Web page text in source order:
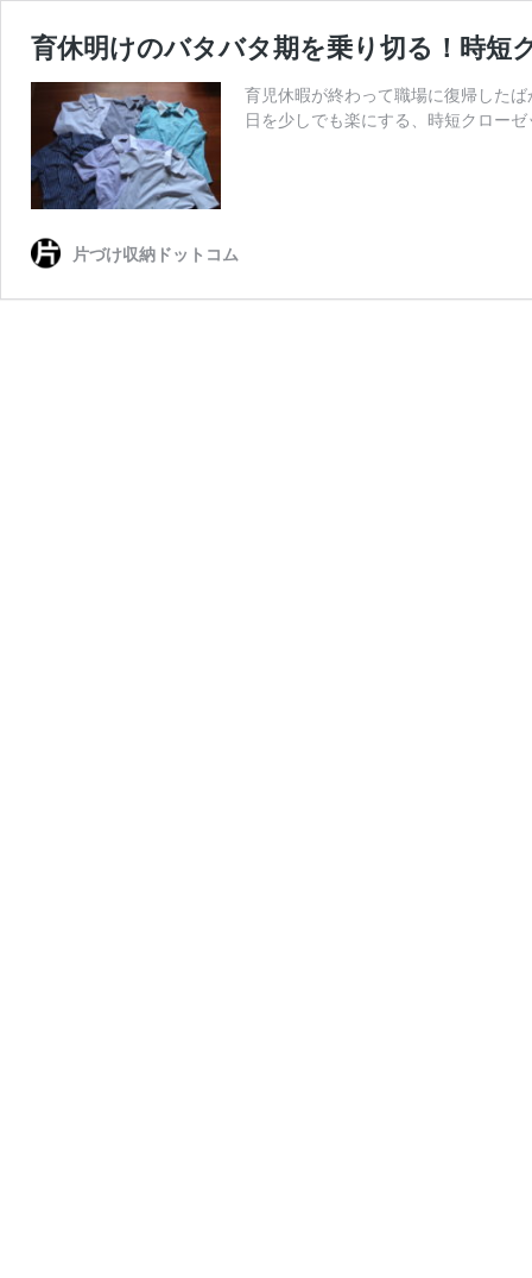
育休明けのバタバタ期を乗り切る！時短
育児休暇が終わって職場に復帰した
日を少しでも楽にする、時短クロー
片づけ収納ドットコム